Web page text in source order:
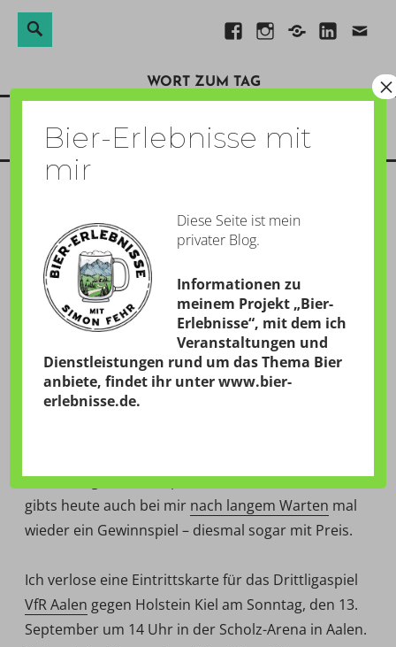
Direkt
Inhalt
FacebookInstagram
Xing Linkedin
E-
Suche
WORT ZUM TAG
Menü
INTERNATIONALES VFR-
LAST-MINUTE-MEGA-
GEWINNSPIEL
GESCHRIEBEN AM: 12. SEPTEMBER 2015
vonSimon
2.0? Richtig – Gewinnspiele ziehen immer. Darum
gibts heute auch bei mir nach langem Warten mal
wieder ein Gewinnspiel – diesmal sogar mit Preis.
Ich verlose eine Eintrittskarte für das Drittligaspiel
VfR Aalen gegen Holstein Kiel am Sonntag, den 13.
September um 14 Uhr in der Scholz-Arena in Aalen.
Bier-Erlebnisse mit
mir
Diese Seite ist mein
privater Blog.
Informationen zu
meinem Projekt „Bier-
Erlebnisse“, mit dem ich
Veranstaltungen und
Dienstleistungen rund um das Thema Bier
anbiete, findet ihr unterwww.bier-
erlebnisse.de.
×